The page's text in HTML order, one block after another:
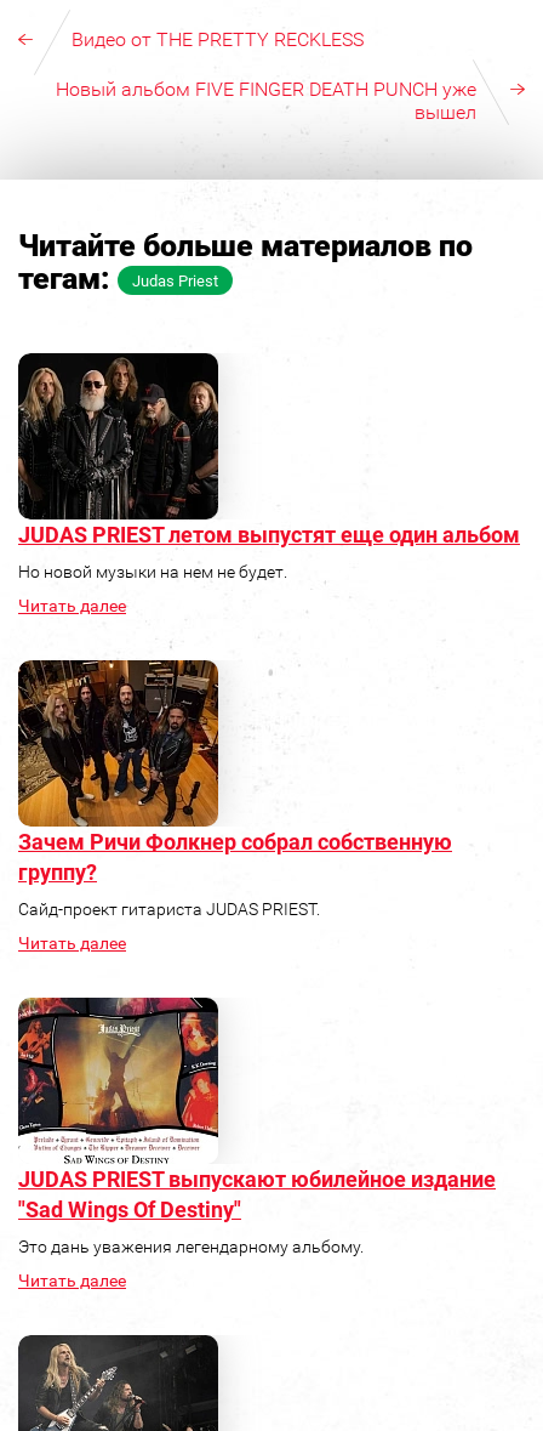
Видео от THE PRETTY RECKLESS
Новый альбом FIVE FINGER DEATH PUNCH уже
вышел
Читайте больше материалов по
тегам:
Judas Priest
JUDAS PRIEST летом выпустят еще один альбом
Но новой музыки на нем не будет.
Читать далее
Зачем Ричи Фолкнер собрал собственную
группу?
Сайд-проект гитариста JUDAS PRIEST.
Читать далее
JUDAS PRIEST выпускают юбилейное издание
"Sad Wings Of Destiny"
Это дань уважения легендарному альбому.
Читать далее